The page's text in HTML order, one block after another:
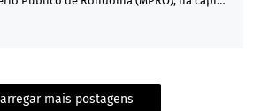
mais postagens